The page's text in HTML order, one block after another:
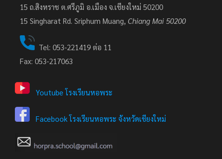
15 ถ.สิงหราช ต.ศรีภูมิ อ.เมือง จ.เชียงใหม่ 50200
15 Singharat Rd. Sriphum Muang, Chiang Mai 50200
Tel: 053-221419 ต่อ 11
Fax: 053-217063
Youtube โรงเรียนหอพระ
Facebook โรงเรียนหอพระ จังหวัดเชียงใหม่